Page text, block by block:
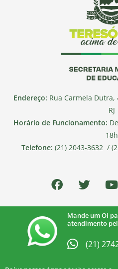
Endereço: Rua Carmela Dutra,
RJ
Horário de Funcionamento:
18h
Telefone: (21) 2043-3632 /
Mande um Oi
atendimento
(21)